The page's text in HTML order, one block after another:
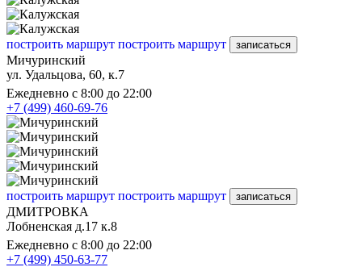
построить маршрут построить маршрут записаться
Мичуринский
ул. Удальцова, 60, к.7
Ежедневно с 8:00 до 22:00
+7 (499) 460-69-76
построить маршрут построить маршрут записаться
ДМИТРОВКА
Лобненская д.17 к.8
Ежедневно с 8:00 до 22:00
+7 (499) 450-63-77